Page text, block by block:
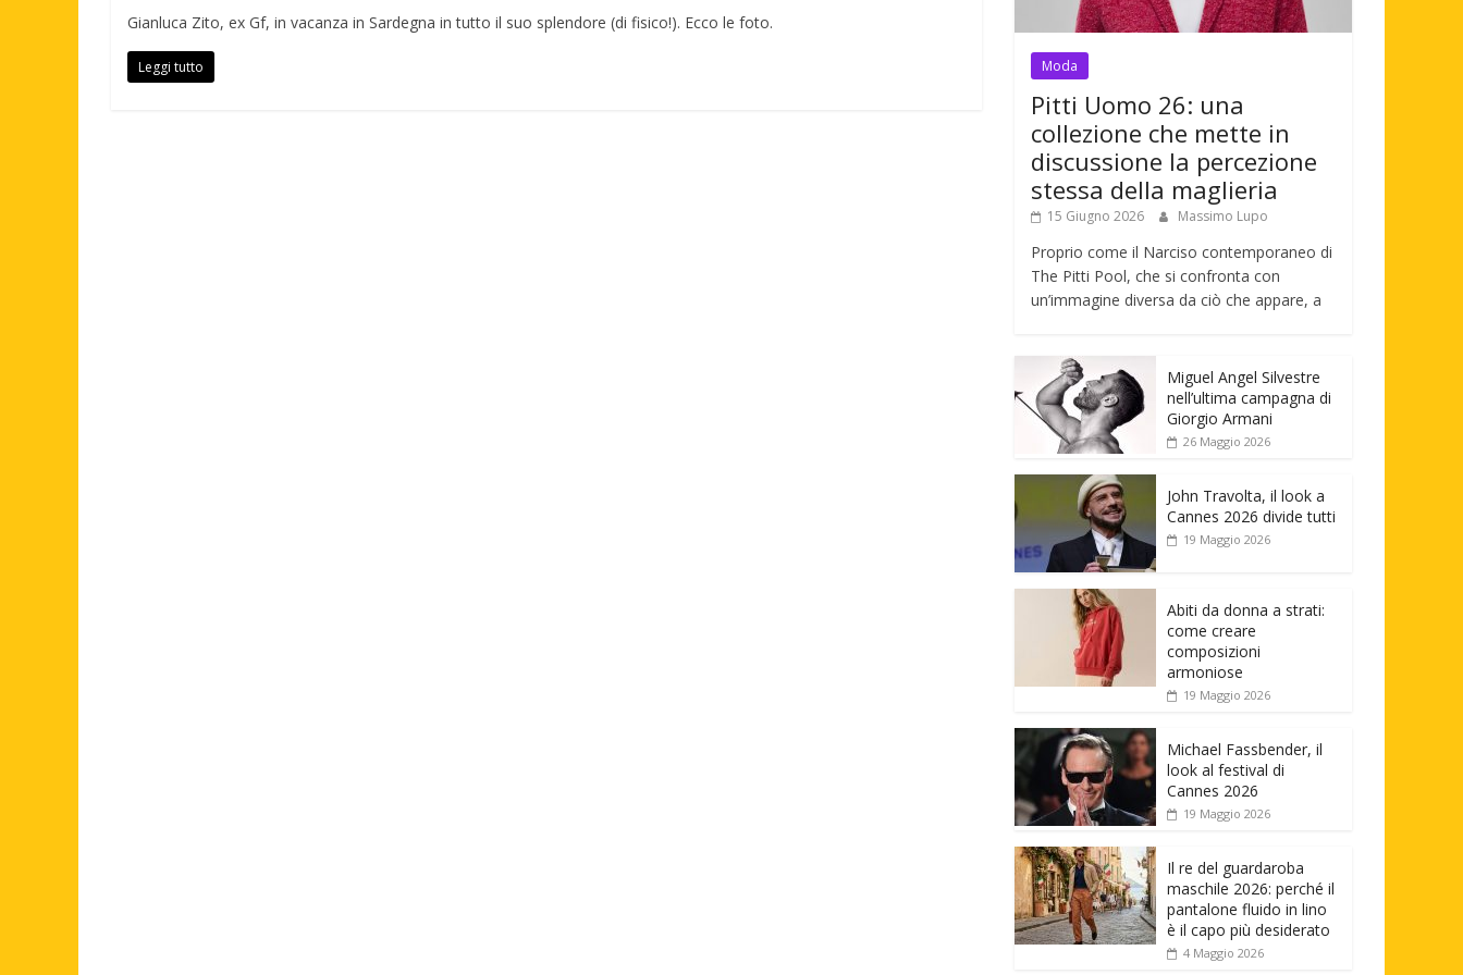
Gianluca Zito, ex Gf, in vacanza in Sardegna in tutto il suo splendore (di fisico!). Ecco le foto.
Leggi tutto Moda
Pitti Uomo 26: una
collezione che mette in
discussione la percezione
stessa della maglieria
15 Giugno 2026 Massimo Lupo
Proprio come il Narciso contemporaneo di
The Pitti Pool, che si confronta con
un’immagine diversa da ciò che appare, a
Miguel Angel Silvestre
nell’ultima campagna di
Giorgio Armani
26 Maggio 2026
John Travolta, il look a
Cannes 2026 divide tutti
19 Maggio 2026
Abiti da donna a strati:
come creare
composizioni
armoniose
19 Maggio 2026
Michael Fassbender, il
look al festival di
Cannes 2026
19 Maggio 2026
Il re del guardaroba
maschile 2026: perché il
pantalone fluido in lino
è il capo più desiderato
4 Maggio 2026